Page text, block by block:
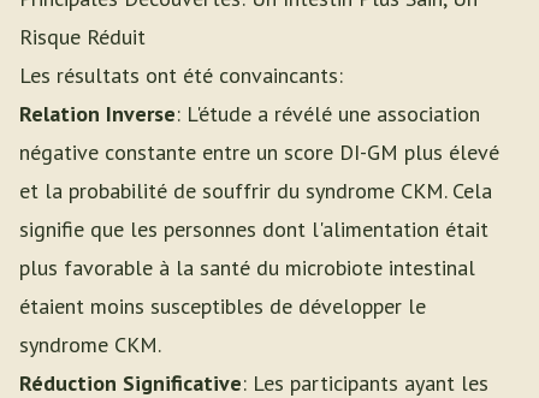
Risque Réduit
Les résultats ont été convaincants:
Relation Inverse: L'étude a révélé une association
négative constante entre un score DI-GM plus élevé
et la probabilité de souffrir du syndrome CKM. Cela
signifie que les personnes dont l'alimentation était
plus favorable à la santé du microbiote intestinal
étaient moins susceptibles de développer le
syndrome CKM.
Réduction Significative: Les participants ayant les